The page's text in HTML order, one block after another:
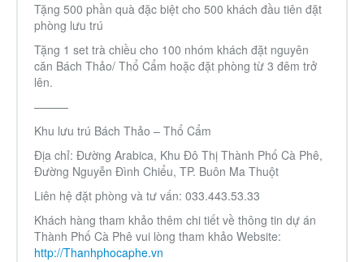
Thành Phố Cà Phê
Ecocity Premia
Liên hệ
Tặng 500 phần quà đặc biệt cho 500 khách đầu tiên đặt
phòng lưu trú
Tặng 1 set trà chiều cho 100 nhóm khách đặt nguyên
căn Bách Thảo/ Thổ Cẩm hoặc đặt phòng từ 3 đêm trở
lên.
———
Khu lưu trú Bách Thảo – Thổ Cẩm
Địa chỉ: Đường Arabica, Khu Đô Thị Thành Phố Cà Phê,
Đường Nguyễn Đình Chiểu, TP. Buôn Ma Thuột
Liên hệ đặt phòng và tư vấn: 033.443.53.33
Khách hàng tham khảo thêm chi tiết về thông tin dự án
Thành Phố Cà Phê vui lòng tham khảo Website:
http://Thanhphocaphe.vn